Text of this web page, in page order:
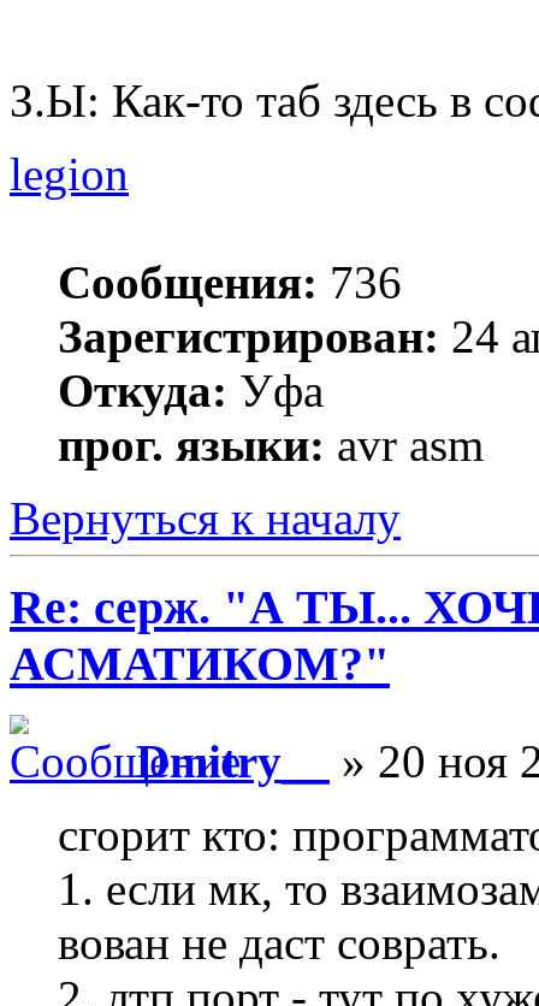
З.Ы: Как-то таб здесь в
legion
Сообщения: 736
Зарегистрирован: 24
Откуда: Уфа
прог. языки: avr asm
Вернуться к началу
Re: серж. "А ТЫ...
АСМАТИКОМ?"
Dmitry__
» 20 ноя
сгорит кто:
1. если мк, то
вован не даст соврать.